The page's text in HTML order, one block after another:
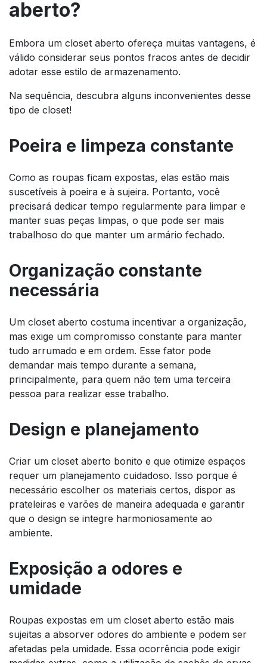
aberto?
Embora um closet aberto ofereça muitas vantagens, é
válido considerar seus pontos fracos antes de decidir
adotar esse estilo de armazenamento.
Na sequência, descubra alguns inconvenientes desse
tipo de closet!
Poeira e limpeza constante
Como as roupas ficam expostas, elas estão mais
suscetíveis à poeira e à sujeira. Portanto, você
precisará dedicar tempo regularmente para limpar e
manter suas peças limpas, o que pode ser mais
trabalhoso do que manter um armário fechado.
Organização constante
necessária
Um closet aberto costuma incentivar a organização,
mas exige um compromisso constante para manter
tudo arrumado e em ordem. Esse fator pode
demandar mais tempo durante a semana,
principalmente, para quem não tem uma terceira
pessoa para realizar esse trabalho.
Design e planejamento
Criar um closet aberto bonito e que otimize espaços
requer um planejamento cuidadoso. Isso porque é
necessário escolher os materiais certos, dispor as
prateleiras e varões de maneira adequada e garantir
que o design se integre harmoniosamente ao
ambiente.
Exposição a odores e
umidade
Roupas expostas em um closet aberto estão mais
sujeitas a absorver odores do ambiente e podem ser
afetadas pela umidade. Essa ocorrência pode exigir